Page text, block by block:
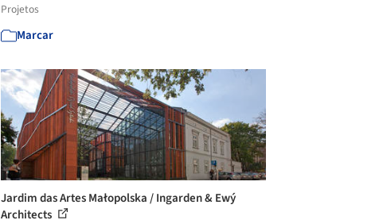
Projetos
Marcar
Jardim das Artes Małopolska / Ingarden & Ewý
Architects